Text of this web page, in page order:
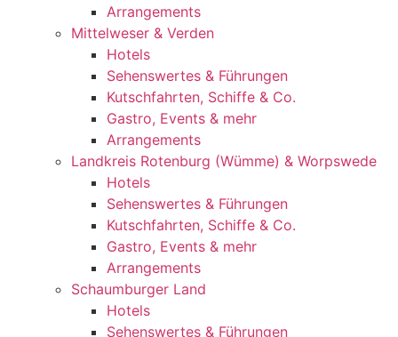
Arrangements
Mittelweser & Verden
Hotels
Sehenswertes & Führungen
Kutschfahrten, Schiffe & Co.
Gastro, Events & mehr
Arrangements
Landkreis Rotenburg (Wümme) & Worpswede
Hotels
Sehenswertes & Führungen
Kutschfahrten, Schiffe & Co.
Gastro, Events & mehr
Arrangements
Schaumburger Land
Hotels
Sehenswertes & Führungen